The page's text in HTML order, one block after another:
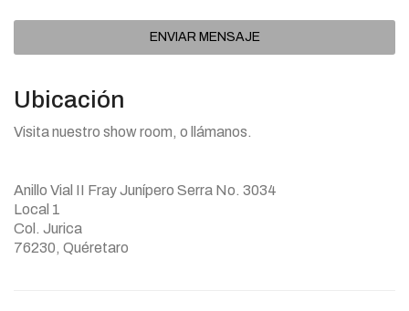
ENVIAR MENSAJE
Ubicación
Visita nuestro show room, o llámanos.
Anillo Vial II Fray Junípero Serra No. 3034
Local 1
Col. Jurica
76230, Quéretaro